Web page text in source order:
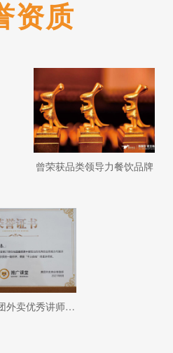
资质
曾荣获品类领导力餐饮品牌
曾荣获美团外卖优秀讲师称呼